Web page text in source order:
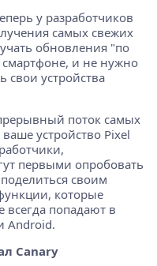
у разработчиков
самых свежих
обновления "по
смартфоне, и не нужно
свои устройства
поток самых
устройство Pixel
первыми опробовать
своим
которые
всегда попадают в
Android.
Canary